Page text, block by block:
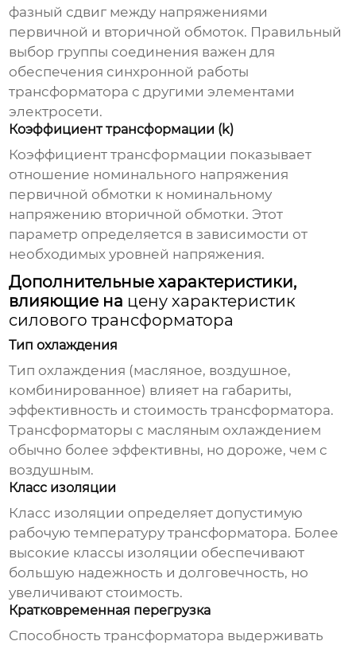
фазный сдвиг между напряжениями
первичной и вторичной обмоток. Правильный
выбор группы соединения важен для
обеспечения синхронной работы
трансформатора с другими элементами
электросети.
Коэффициент трансформации (k)
Коэффициент трансформации показывает
отношение номинального напряжения
первичной обмотки к номинальному
напряжению вторичной обмотки. Этот
параметр определяется в зависимости от
необходимых уровней напряжения.
Дополнительные характеристики,
влияющие на цену характеристик
силового трансформатора
Тип охлаждения
Тип охлаждения (масляное, воздушное,
комбинированное) влияет на габариты,
эффективность и стоимость трансформатора.
Трансформаторы с масляным охлаждением
обычно более эффективны, но дороже, чем с
воздушным.
Класс изоляции
Класс изоляции определяет допустимую
рабочую температуру трансформатора. Более
высокие классы изоляции обеспечивают
большую надежность и долговечность, но
увеличивают стоимость.
Кратковременная перегрузка
Способность трансформатора выдерживать